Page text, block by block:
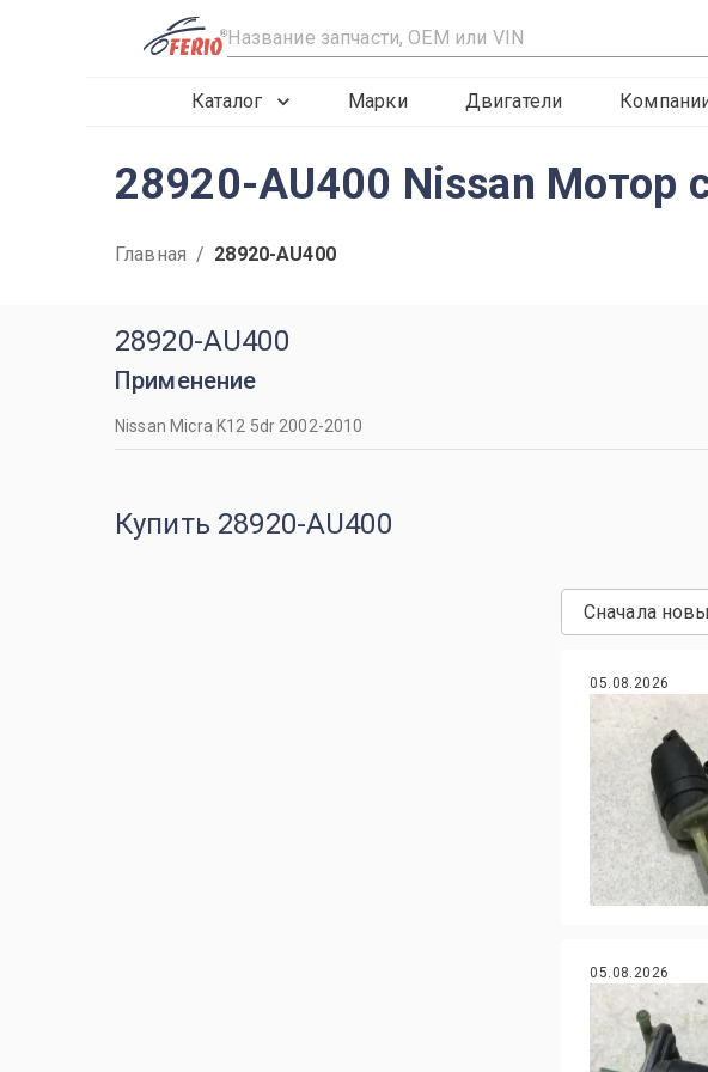
R
Каталог Марки Двигатели
28920-AU400 Nissan Мотор
Главная / 28920-AU400
28920-AU400
Применение
Nissan Micra K12 5dr 2002-2010
Купить 28920-AU400
Сначала
05.08.2026
05.08.2026